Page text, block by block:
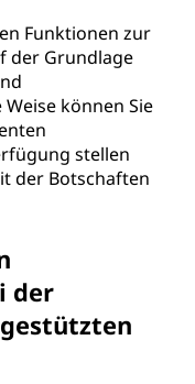
Funktionen zur
der Grundlage
können Sie
stellen
der Botschaften
der